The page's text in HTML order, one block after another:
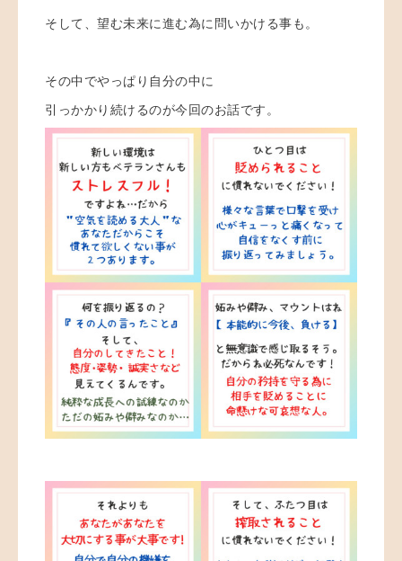
そして、望む未来に進む為に問いかける事も。
その中でやっぱり自分の中に
引っかかり続けるのが今回のお話です。